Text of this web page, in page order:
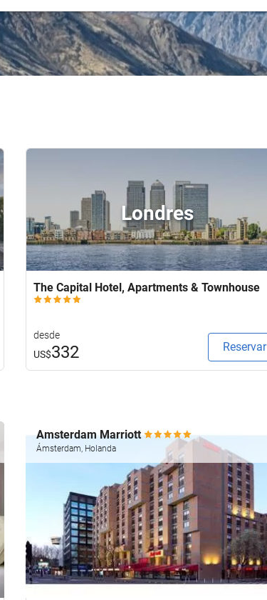
Londres
The Capital Hotel, Apartments & Townhouse
desde
US$332 Reservar
Amsterdam Marriott
Ámsterdam, Holanda